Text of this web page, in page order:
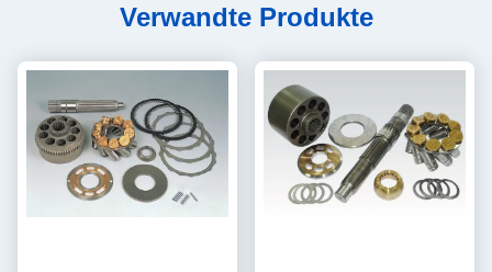
Verwandte Produkte